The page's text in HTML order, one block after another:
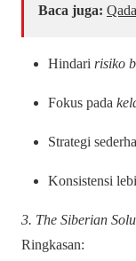
Baca juga:
Hindari risiko
Fokus pada
Strategi
Konsistensi
3. The Siberian
Ringkasan: